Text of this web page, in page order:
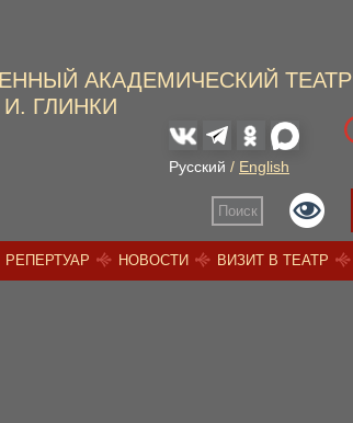
АКАДЕМИЧЕСКИЙ ТЕАТР
ГЛИНКИ
Русский / English
Поиск
РЕПЕРТУАР НОВОСТИ ВИЗИТ В ТЕАТР